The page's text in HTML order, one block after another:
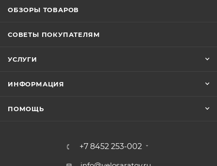
ОБЗОРЫ ТОВАРОВ
СОВЕТЫ ПОКУПАТЕЛЯМ
УСЛУГИ
ИНФОРМАЦИЯ
ПОМОЩЬ
+7 8452 253-002